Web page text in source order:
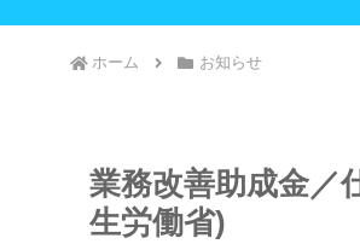
ホーム お知らせ
業務改善助成金／
生労働省)